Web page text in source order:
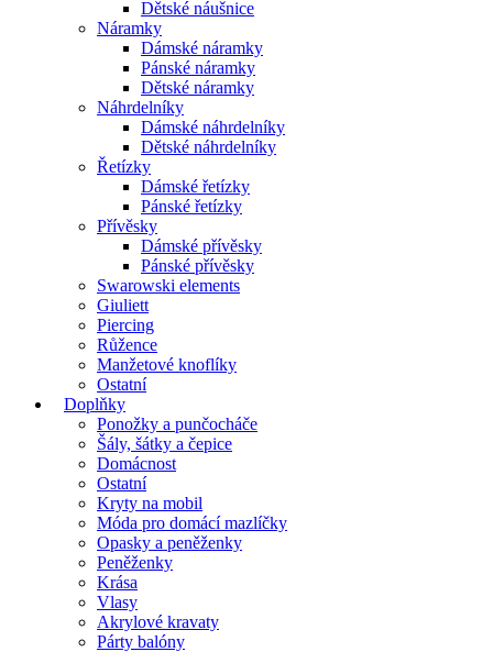
Dětské náušnice
Náramky
Dámské náramky
Pánské náramky
Dětské náramky
Náhrdelníky
Dámské náhrdelníky
Dětské náhrdelníky
Řetízky
Dámské řetízky
Pánské řetízky
Přívěsky
Dámské přívěsky
Pánské přívěsky
Swarowski elements
Giuliett
Piercing
Růžence
Manžetové knoflíky
Ostatní
Doplňky
Ponožky a punčocháče
Šály, šátky a čepice
Domácnost
Ostatní
Kryty na mobil
Móda pro domácí mazlíčky
Opasky a peněženky
Peněženky
Krása
Vlasy
Akrylové kravaty
Párty balóny